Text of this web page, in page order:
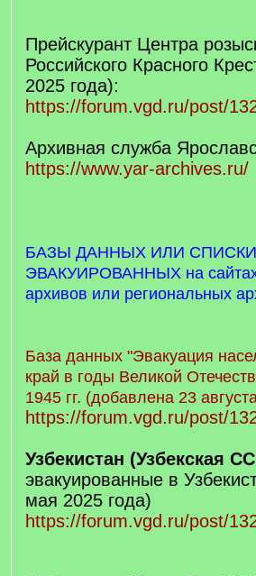
Прейскурант Центра
Российского Красного
2025 года):
https://forum.vgd.ru/post/
Архивная служба
https://www.yar-archives.ru/
БАЗЫ ДАННЫХ ИЛИ СПИСКИ
ЭВАКУИРОВАННЫХ на сайтах
архивов или региональных
База данных "Эвакуация
край в годы Великой
1945 гг. (добавлена 23
https://forum.vgd.ru/post/
Узбекистан (Узбекская
эвакуированные в
мая 2025 года)
https://forum.vgd.ru/post/